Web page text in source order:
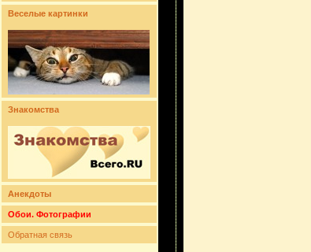
Веселые картинки
Знакомства
Анекдоты
Обои. Фотографии
Обратная связь